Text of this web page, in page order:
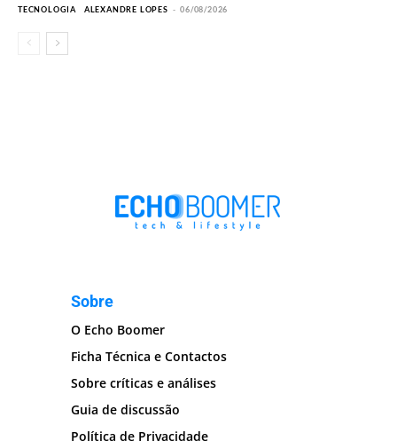
TECNOLOGIA ALEXANDRE LOPES - 06/08/2026
Sobre
O Echo Boomer
Ficha Técnica e Contactos
Sobre críticas e análises
Guia de discussão
Política de Privacidade